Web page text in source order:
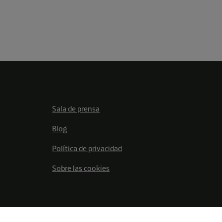
Sala de prensa
Blog
Política de privacidad
Sobre las cookies